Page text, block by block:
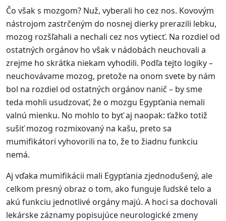
Čo však s mozgom? Nuž, vyberali ho cez nos. Kovovým
nástrojom zastrčeným do nosnej dierky prerazili lebku,
mozog rozšľahali a nechali cez nos vytiecť. Na rozdiel od
ostatných orgánov ho však v nádobách neuchovali a
zrejme ho skrátka niekam vyhodili. Podľa tejto logiky –
neuchovávame mozog, pretože na onom svete by nám
bol na rozdiel od ostatných orgánov nanič – by sme
teda mohli usudzovať, že o mozgu Egypťania nemali
valnú mienku. No mohlo to byť aj naopak: ťažko totiž
sušiť mozog rozmixovaný na kašu, preto sa
mumifikátori vyhovorili na to, že to žiadnu funkciu
nemá.
Aj vďaka mumifikácii mali Egypťania zjednodušený, ale
celkom presný obraz o tom, ako funguje ľudské telo a
akú funkciu jednotlivé orgány majú. A hoci sa dochovali
lekárske záznamy popisujúce neurologické zmeny